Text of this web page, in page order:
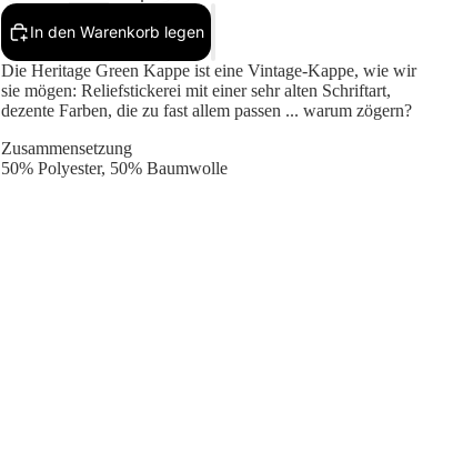
In den Warenkorb legen
Die Heritage Green Kappe ist eine Vintage-Kappe, wie wir
sie mögen: Reliefstickerei mit einer sehr alten Schriftart,
dezente Farben, die zu fast allem passen ... warum zögern?
Zusammensetzung
50% Polyester, 50% Baumwolle